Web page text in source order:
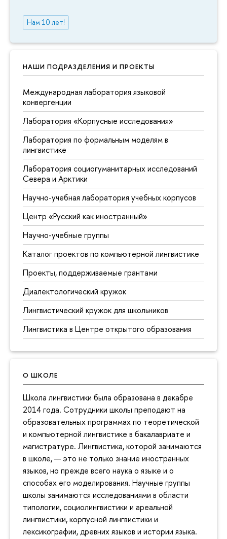
Нам 10 лет!
НАШИ ПОДРАЗДЕЛЕНИЯ И ПРОЕКТЫ
Международная лаборатория языковой
конвергенции
Лаборатория «Корпусные исследования»
Лаборатория по формальным моделям в
лингвистике
Лаборатория социогуманитарных исследований
Севера и Арктики
Научно-учебная лаборатория учебных корпусов
Центр «Русский как иностранный»
Научно-учебные группы
Каталог проектов по компьютерной лингвистике
Проекты, поддерживаемые грантами
Диалектологический кружок
Лингвистический кружок для школьников
Лингвистика в Центре открытого образования
О ШКОЛЕ
Школа лингвистики была образована в декабре
2014 года. Сотрудники школы преподают на
образовательных программах по теоретической
и компьютерной лингвистике в бакалавриате и
магистратуре. Лингвистика, которой занимаются
в школе, — это не только знание иностранных
языков, но прежде всего наука о языке и о
способах его моделирования. Научные группы
школы занимаются исследованиями в области
типологии, социолингвистики и ареальной
лингвистики, корпусной лингвистики и
лексикографии, древних языков и истории языка.